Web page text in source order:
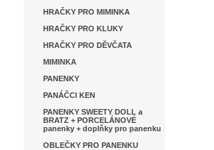
HRAČKY PRO MIMINKA
HRAČKY PRO KLUKY
HRAČKY PRO DĚVČATA
MIMINKA
PANENKY
PANÁČCI KEN
PANENKY SWEETY DOLL a
BRATZ + PORCELÁNOVÉ
panenky + doplňky pro panenku
OBLEČKY PRO PANENKU